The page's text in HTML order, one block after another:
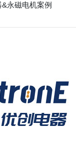
&永磁电机案例